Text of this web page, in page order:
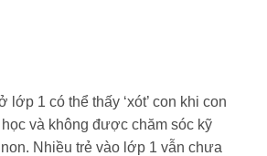
lớp 1 có thể thấy ‘xót’ con khi con
học và không được chăm sóc kỹ
Nhiều trẻ vào lớp 1 vẫn chưa